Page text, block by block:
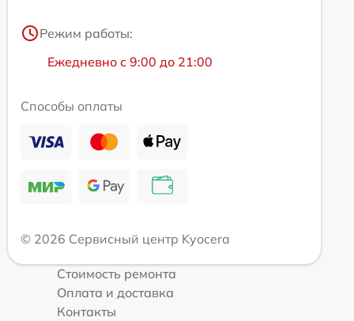
Режим работы:
Ежедневно с 9:00 до 21:00
Способы оплаты
© 2026 Сервисный центр Kyocera
Стоимость ремонта
Оплата и доставка
Контакты